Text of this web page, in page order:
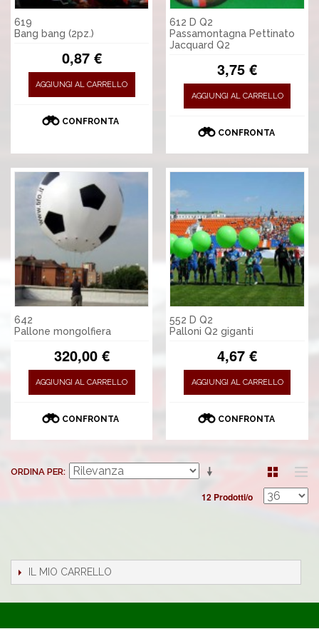
619
Bang bang (2pz.)
0,87 €
AGGIUNGI AL CARRELLO
CONFRONTA
612 D Q2
Passamontagna Pettinato
Jacquard Q2
3,75 €
AGGIUNGI AL CARRELLO
CONFRONTA
642
Pallone mongolfiera
320,00 €
AGGIUNGI AL CARRELLO
CONFRONTA
552 D Q2
Palloni Q2 giganti
4,67 €
AGGIUNGI AL CARRELLO
CONFRONTA
ORDINA PER
12 Prodotti/o
IL MIO CARRELLO